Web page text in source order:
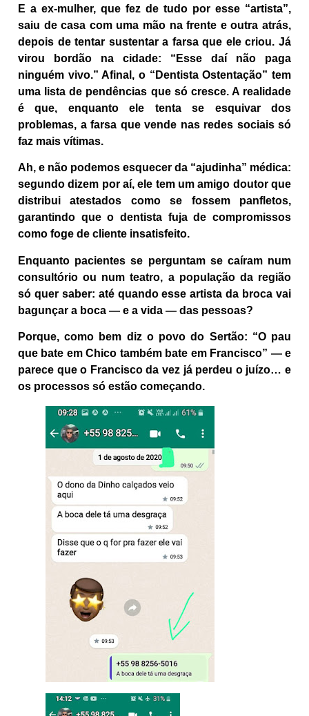
E a ex-mulher, que fez de tudo por esse “artista”,
saiu de casa com uma mão na frente e outra atrás,
depois de tentar sustentar a farsa que ele criou. Já
virou bordão na cidade: “Esse daí não paga
ninguém vivo.” Afinal, o “Dentista Ostentação” tem
uma lista de pendências que só cresce. A realidade
é que, enquanto ele tenta se esquivar dos
problemas, a farsa que vende nas redes sociais só
faz mais vítimas.
Ah, e não podemos esquecer da “ajudinha” médica:
segundo dizem por aí, ele tem um amigo doutor que
distribui atestados como se fossem panfletos,
garantindo que o dentista fuja de compromissos
como foge de cliente insatisfeito.
Enquanto pacientes se perguntam se caíram num
consultório ou num teatro, a população da região
só quer saber: até quando esse artista da broca vai
bagunçar a boca — e a vida — das pessoas?
Porque, como bem diz o povo do Sertão: “O pau
que bate em Chico também bate em Francisco” — e
parece que o Francisco da vez já perdeu o juízo… e
os processos só estão começando.